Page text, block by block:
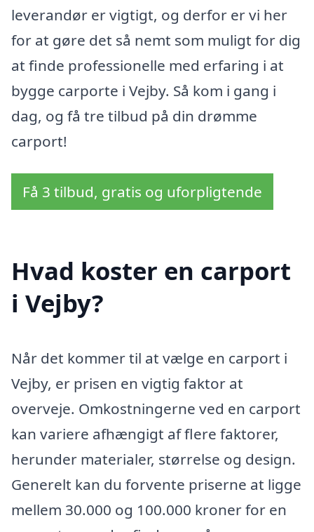
leverandør er vigtigt, og derfor er vi her
for at gøre det så nemt som muligt for dig
at finde professionelle med erfaring i at
bygge carporte i Vejby. Så kom i gang i
dag, og få tre tilbud på din drømme
carport!
Få 3 tilbud, gratis og uforpligtende
Hvad koster en carport
i Vejby?
Når det kommer til at vælge en carport i
Vejby, er prisen en vigtig faktor at
overveje. Omkostningerne ved en carport
kan variere afhængigt af flere faktorer,
herunder materialer, størrelse og design.
Generelt kan du forvente priserne at ligge
mellem 30.000 og 100.000 kroner for en